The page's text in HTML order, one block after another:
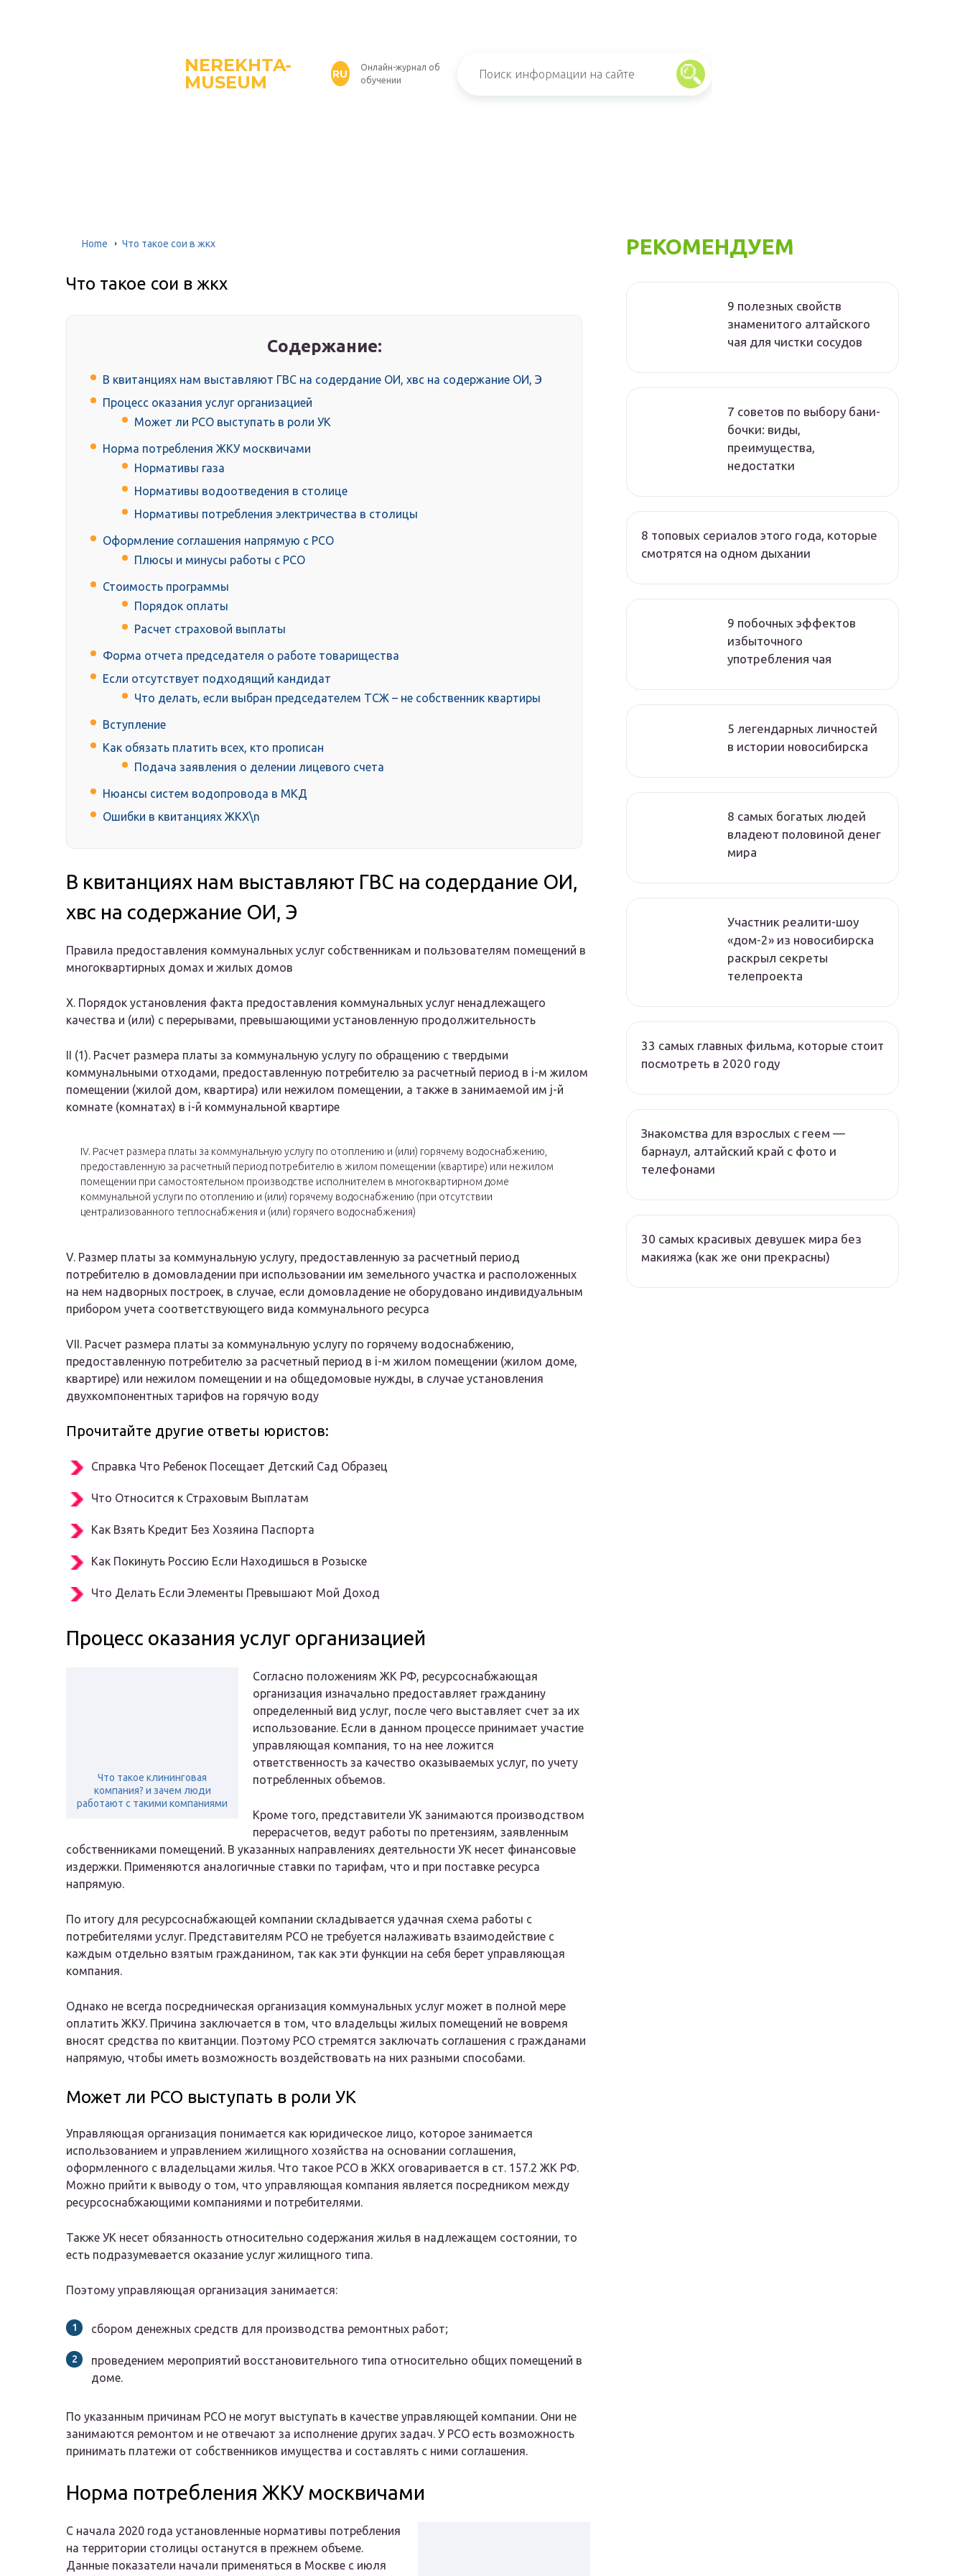
NEREKHTA-
MUSEUM
RU
Онлайн-журнал об
обучении
Home Что такое сои в жкх
Что такое сои в жкх
Содержание:
В квитанциях нам выставляют ГВС на содердание ОИ, хвс на содержание ОИ, Э
Процесс оказания услуг организацией
Может ли РСО выступать в роли УК
Норма потребления ЖКУ москвичами
Нормативы газа
Нормативы водоотведения в столице
Нормативы потребления электричества в столицы
Оформление соглашения напрямую с РСО
Плюсы и минусы работы с РСО
Стоимость программы
Порядок оплаты
Расчет страховой выплаты
Форма отчета председателя о работе товарищества
Если отсутствует подходящий кандидат
Что делать, если выбран председателем ТСЖ – не собственник квартиры
Вступление
Как обязать платить всех, кто прописан
Подача заявления о делении лицевого счета
Нюансы систем водопровода в МКД
Ошибки в квитанциях ЖКХ\n
В квитанциях нам выставляют ГВС на содердание ОИ,
хвс на содержание ОИ, Э
Правила предоставления коммунальных услуг собственникам и пользователям помещений в
многоквартирных домах и жилых домов
X. Порядок установления факта предоставления коммунальных услуг ненадлежащего
качества и (или) с перерывами, превышающими установленную продолжительность
II (1). Расчет размера платы за коммунальную услугу по обращению с твердыми
коммунальными отходами, предоставленную потребителю за расчетный период в i-м жилом
помещении (жилой дом, квартира) или нежилом помещении, а также в занимаемой им j-й
комнате (комнатах) в i-й коммунальной квартире
IV. Расчет размера платы за коммунальную услугу по отоплению и (или) горячему водоснабжению,
предоставленную за расчетный период потребителю в жилом помещении (квартире) или нежилом
помещении при самостоятельном производстве исполнителем в многоквартирном доме
коммунальной услуги по отоплению и (или) горячему водоснабжению (при отсутствии
централизованного теплоснабжения и (или) горячего водоснабжения)
V. Размер платы за коммунальную услугу, предоставленную за расчетный период
потребителю в домовладении при использовании им земельного участка и расположенных
на нем надворных построек, в случае, если домовладение не оборудовано индивидуальным
прибором учета соответствующего вида коммунального ресурса
VII. Расчет размера платы за коммунальную услугу по горячему водоснабжению,
предоставленную потребителю за расчетный период в i-м жилом помещении (жилом доме,
квартире) или нежилом помещении и на общедомовые нужды, в случае установления
двухкомпонентных тарифов на горячую воду
Прочитайте другие ответы юристов:
Справка Что Ребенок Посещает Детский Сад Образец
Что Относится к Страховым Выплатам
Как Взять Кредит Без Хозяина Паспорта
Как Покинуть Россию Если Находишься в Розыске
Что Делать Если Элементы Превышают Мой Доход
Процесс оказания услуг организацией
Что такое клининговая
компания? и зачем люди
работают с такими компаниями
Согласно положениям ЖК РФ, ресурсоснабжающая
организация изначально предоставляет гражданину
определенный вид услуг, после чего выставляет счет за их
использование. Если в данном процессе принимает участие
управляющая компания, то на нее ложится
ответственность за качество оказываемых услуг, по учету
потребленных объемов.
Кроме того, представители УК занимаются производством
перерасчетов, ведут работы по претензиям, заявленным
собственниками помещений. В указанных направлениях деятельности УК несет финансовые
издержки. Применяются аналогичные ставки по тарифам, что и при поставке ресурса
напрямую.
По итогу для ресурсоснабжающей компании складывается удачная схема работы с
потребителями услуг. Представителям РСО не требуется налаживать взаимодействие с
каждым отдельно взятым гражданином, так как эти функции на себя берет управляющая
компания.
Однако не всегда посредническая организация коммунальных услуг может в полной мере
оплатить ЖКУ. Причина заключается в том, что владельцы жилых помещений не вовремя
вносят средства по квитанции. Поэтому РСО стремятся заключать соглашения с гражданами
напрямую, чтобы иметь возможность воздействовать на них разными способами.
Может ли РСО выступать в роли УК
Управляющая организация понимается как юридическое лицо, которое занимается
использованием и управлением жилищного хозяйства на основании соглашения,
оформленного с владельцами жилья. Что такое РСО в ЖКХ оговаривается в ст. 157.2 ЖК РФ.
Можно прийти к выводу о том, что управляющая компания является посредником между
ресурсоснабжающими компаниями и потребителями.
Также УК несет обязанность относительно содержания жилья в надлежащем состоянии, то
есть подразумевается оказание услуг жилищного типа.
Поэтому управляющая организация занимается:
сбором денежных средств для производства ремонтных работ;
проведением мероприятий восстановительного типа относительно общих помещений в
доме.
По указанным причинам РСО не могут выступать в качестве управляющей компании. Они не
занимаются ремонтом и не отвечают за исполнение других задач. У РСО есть возможность
принимать платежи от собственников имущества и составлять с ними соглашения.
Норма потребления ЖКУ москвичами
С начала 2020 года установленные нормативы потребления
на территории столицы останутся в прежнем объеме.
Данные показатели начали применяться в Москве с июля
РЕКОМЕНДУЕМ
9 полезных свойств
знаменитого алтайского
чая для чистки сосудов
7 советов по выбору бани-
бочки: виды,
преимущества,
недостатки
8 топовых сериалов этого года, которые
смотрятся на одном дыхании
9 побочных эффектов
избыточного
употребления чая
5 легендарных личностей
в истории новосибирска
8 самых богатых людей
владеют половиной денег
мира
Участник реалити-шоу
«дом-2» из новосибирска
раскрыл секреты
телепроекта
33 самых главных фильма, которые стоит
посмотреть в 2020 году
Знакомства для взрослых с геем —
барнаул, алтайский край с фото и
телефонами
30 самых красивых девушек мира без
макияжа (как же они прекрасны)